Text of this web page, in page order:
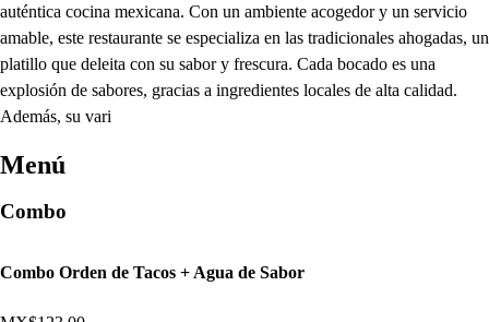
auténtica cocina mexicana. Con un ambiente acogedor y un servicio
amable, este restaurante se especializa en las tradicionales ahogadas, un
platillo que deleita con su sabor y frescura. Cada bocado es una
explosión de sabores, gracias a ingredientes locales de alta calidad.
Además, su vari
Menú
Combo
Combo Orden de Tacos + Agua de Sabor